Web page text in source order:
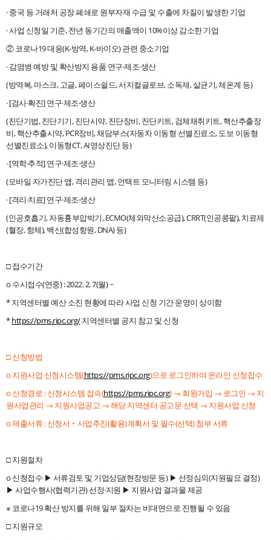
· 중국 등 거래처 공장 폐쇄로 원부자재 수급 및 수출에 차질이 발생한 기업
· 사업 신청일 기준, 전년 동기간의 매출액이 10%이상 감소한 기업
② 코로나19 대응(K-방역, K-바이오) 관련 중소기업
· 감염병 예방 및 확산방지 용품 연구·제조·생산
(방역복, 마스크, 고글, 페이스쉴드, 서지컬글로브, 소독제, 살균기, 체온계 등)
· [검사·확진] 연구·제조·생산
(진단기법, 진단기기, 진단시약, 진단장비, 진단키트, 검체채취키트, 핵산추출장
비, 핵산추출시약, PCR장비, 채담부스(자동차 이동형 선별진료소, 도보 이동형
선별진료소), 이동형CT, AI영상진단 등)
· [역학·추적] 연구·제조·생산
(모바일 자가진단 앱, 격리관리 앱, 언택트 모니터링 시스템 등)
· [격리·치료] 연구·제조·생산
(인공호흡기, 자동흉부압박기, ECMO(체외막산소공급), CRRT(인공콩팥), 치료제
(혈장, 항체), 백신(합성항원, DNA) 등)
□ 접수기간
o 수시접수(연중) : 2022. 2. 7(월) ~
* 지역센터별 예산 소진 현황에 따라 사업 신청 기간 운영이 상이함
*https://pms.ripc.org/지역센터별 공지 참고 및 신청
□ 신청방법
o 지원사업 신청시스템(https://pms.ripc.org)으로 로그인하여 온라인 신청접수
o 신청경로 : 신청시스템 접속(https://pms.ripc.org) → 회원가입 → 로그인 → 지
원사업관리 → 지원사업공고 → 해당 지역센터 공고문 선택 → 지원사업 신청
o 제출서류 : 신청서‧사업추진(활용)계획서 및 필수(선택) 첨부 서류
□ 지원절차
o 신청접수 ▶ 서류검토 및 기업상담(현장방문 등) ▶ 선정심의(지원필요 결정)
▶ 사업수행사(협력기관) 선정·지원 ▶ 지원사업 결과물 제공
※ 코로나19 확산 방지를 위해 일부 절차는 비대면으로 진행될 수 있음
□ 지원규모